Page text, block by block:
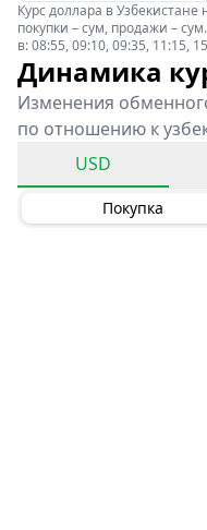
Курс доллара в Узбекистане
покупки – сум, продажи –
в: 08:55, 09:10, 09:35, 11:15,
Динамика
Изменения
по отношению к
USD
Покупка